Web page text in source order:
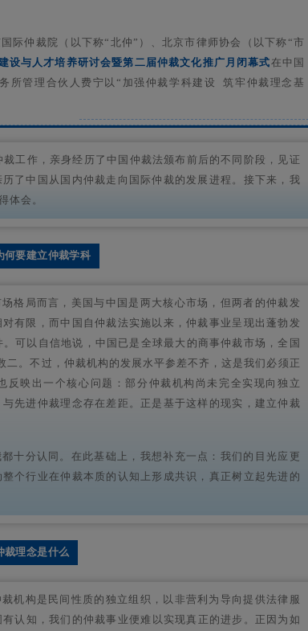
际仲裁院（以下称“北仲”）、北京市律师协会（以下称“市
设与人才培养研讨会暨第二届仲裁文化推广月闭幕式在中国
所管理合伙人费宁以“加强仲裁学科建设 筑牢仲裁理念基
工作，亲身经历了中国仲裁法颁布前后的不同阶段，见证
了中国从国内仲裁走向国际仲裁的发展进程。接下来，我
体会。
何要建立仲裁学科
格局而言，美国与中国是两大核心市场，但两者的仲裁发
有限，而中国自仲裁法实施以来，仲裁事业呈现出蓬勃发
可以自信地说，中国已是全球最大的商事仲裁市场，全国
。不过，仲裁机构的发展水平参差不齐，这是我们必须正
反映出一个核心问题：部分仲裁机构尚未完全实现向独立
先进仲裁理念存在差距。正是基于这样的现实，建立仲裁
十分认同。在此基础上，我想补充一点：我们的目光应更
个行业在仲裁本质的认知上形成共识，真正树立起先进的
裁理念是什么
机构是民间性质的独立组织，以非营利为导向提供法律服
认知，我们的仲裁事业便难以实现真正的进步。正因为如